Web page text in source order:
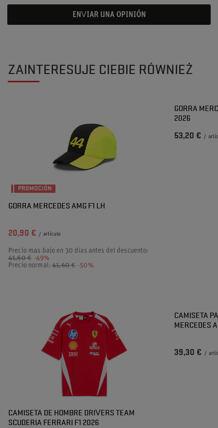
ENVIAR UNA OPINIÓN
ZAINTERESUJE CIEBIE RÓWNIEŻ
PROMOCIÓN
GORRA MERCEDES AMG F1 LH
20,90 € / artículo
Precio más bajo en 30 días antes del descuento:
41,60 € -49%
Precio normal:41,60 € -50%
GORRA
2026
53,20 € /
CAMISETA DE HOMBRE DRIVERS TEAM
SCUDERIA FERRARI F1 2026
CAMISETA
MERCEDES
39,30 € /